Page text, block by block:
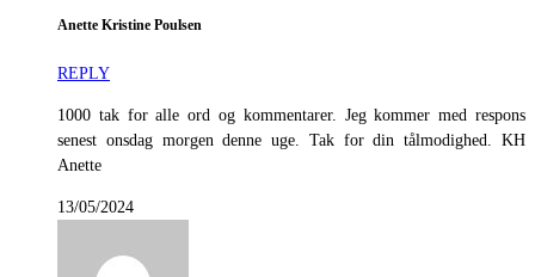
Anette Kristine Poulsen
REPLY
1000 tak for alle ord og kommentarer. Jeg kommer med respons
senest onsdag morgen denne uge. Tak for din tålmodighed. KH
Anette
13/05/2024